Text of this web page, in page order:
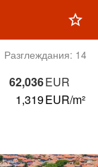
star_outline
Разглеждания: 14
62,036EUR
1,319EUR/m²